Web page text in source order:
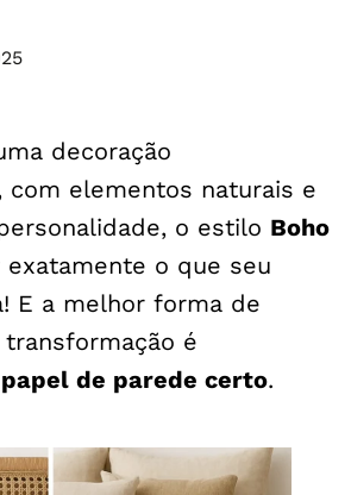
decoração
com elementos naturais e
o estilo Boho
o que seu
E a melhor forma de
é
papel de parede certo.